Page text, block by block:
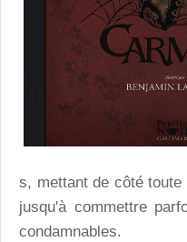
s, mettant de côté
jusqu'à commettre
condamnables.